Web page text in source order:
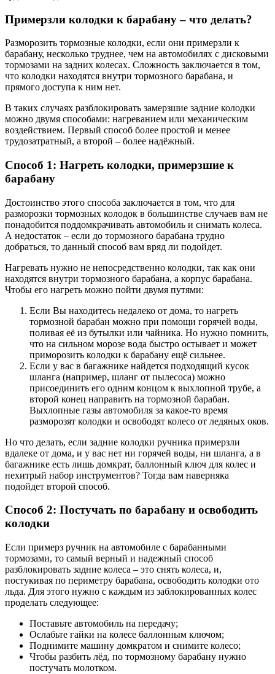
Примерзли колодки к барабану – что делать?
Разморозить тормозные колодки, если они примерзли к
барабану, несколько труднее, чем на автомобилях с дисковыми
тормозами на задних колесах. Сложность заключается в том,
что колодки находятся внутри тормозного барабана, и
прямого доступа к ним нет.
В таких случаях разблокировать замерзшие задние колодки
можно двумя способами: нагреванием или механическим
воздействием. Первый способ более простой и менее
трудозатратный, а второй – более надёжный.
Способ 1: Нагреть колодки, примерзшие к
барабану
Достоинство этого способа заключается в том, что для
разморозки тормозных колодок в большинстве случаев вам не
понадобится поддомкрачивать автомобиль и снимать колеса.
А недостаток – если до тормозного барабана трудно
добраться, то данный способ вам вряд ли подойдет.
Нагревать нужно не непосредственно колодки, так как они
находятся внутри тормозного барабана, а корпус барабана.
Чтобы его нагреть можно пойти двумя путями:
Если Вы находитесь недалеко от дома, то нагреть
тормозной барабан можно при помощи горячей воды,
поливая её из бутылки или чайника. Но нужно помнить,
что на сильном морозе вода быстро остывает и может
приморозить колодки к барабану ещё сильнее.
Если у вас в багажнике найдется подходящий кусок
шланга (например, шланг от пылесоса) можно
присоединить его одним концом к выхлопной трубе, а
второй конец направить на тормозной барабан.
Выхлопные газы автомобиля за какое-то время
разморозят колодки и освободят колесо от ледяных оков.
Но что делать, если задние колодки ручника примерзли
вдалеке от дома, и у вас нет ни горячей воды, ни шланга, а в
багажнике есть лишь домкрат, баллонный ключ для колес и
нехитрый набор инструментов? Тогда вам наверняка
подойдет второй способ.
Способ 2: Постучать по барабану и освободить
колодки
Если примерз ручник на автомобиле с барабанными
тормозами, то самый верный и надежный способ
разблокировать задние колеса – это снять колеса, и,
постукивая по периметру барабана, освободить колодки ото
льда. Для этого нужно с каждым из заблокированных колес
проделать следующее:
Поставьте автомобиль на передачу;
Ослабьте гайки на колесе баллонным ключом;
Поднимите машину домкратом и снимите колесо;
Чтобы разбить лёд, по тормозному барабану нужно
постучать молотком.